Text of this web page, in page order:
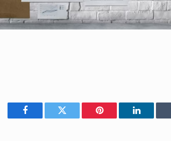
Facebook Twitter Pinterest LinkedIn